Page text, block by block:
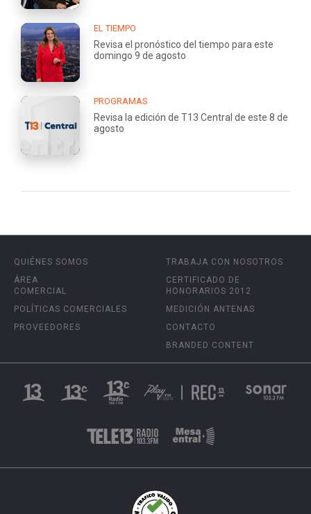
EL TIEMPO
Revisa el pronóstico del tiempo para este
domingo 9 de agosto
PROGRAMAS
Revisa la edición de T13 Central de este 8 de
agosto
QUIÉNES SOMOS
ÁREA
COMERCIAL
POLÍTICAS COMERCIALES
PROVEEDORES
TRABAJA CON NOSOTROS
CERTIFICADO DE
HONORARIOS 2012
MEDICIÓN ANTENAS
CONTACTO
BRANDED CONTENT